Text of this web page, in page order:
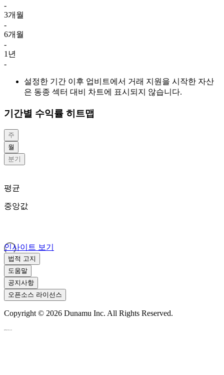
-
3개월
-
6개월
-
1년
-
설정한 기간 이후 업비트에서 거래 지원을 시작한 자산
은 동종 섹터 대비 차트에 표시되지 않습니다.
기간별 수익률 히트맵
주
월
분기
평균
중앙값
인사이트 보기
법적 고지
도움말
공지사항
오픈소스 라이선스
Copyright © 2026 Dunamu Inc. All Rights Reserved.